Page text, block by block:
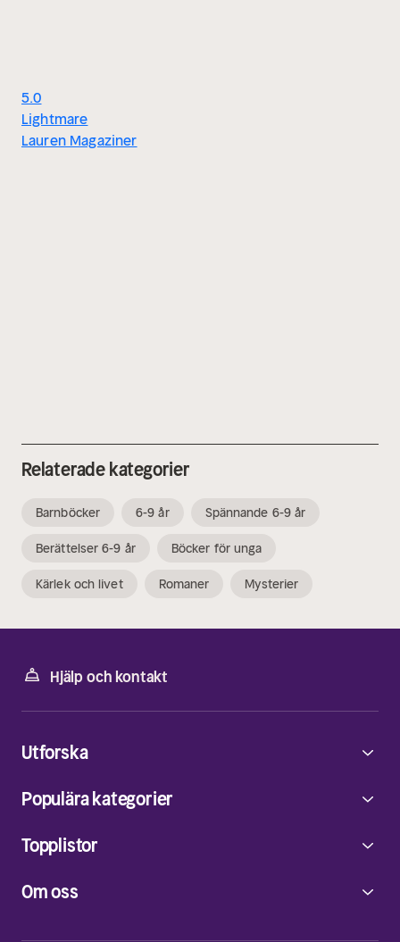
5.0
Lightmare
Lauren Magaziner
Relaterade kategorier
Barnböcker 6-9 år Spännande 6-9 år
Berättelser 6-9 år Böcker för unga
Kärlek och livet Romaner Mysterier
Hjälp och kontakt
Om oss
Utforska
Populära kategorier
Topplistor